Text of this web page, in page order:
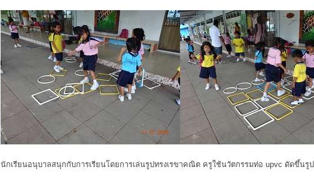
นักเรียนอนุบาลสนุกกับการเรียนโดยการเล่นรูปทรงเรขาคณิต ครูใช้นวัตกรรมท่อ upvc ดัดขึ้นรูป